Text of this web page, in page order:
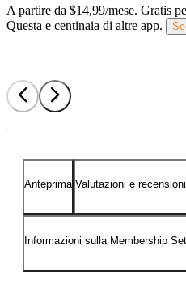
A partire da $14,99/mese. Gratis
Questa e centinaia di altre app.
Anteprima Valutazioni e recensioni
Informazioni sulla Membership